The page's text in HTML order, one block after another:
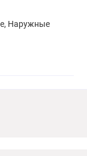
Наружные